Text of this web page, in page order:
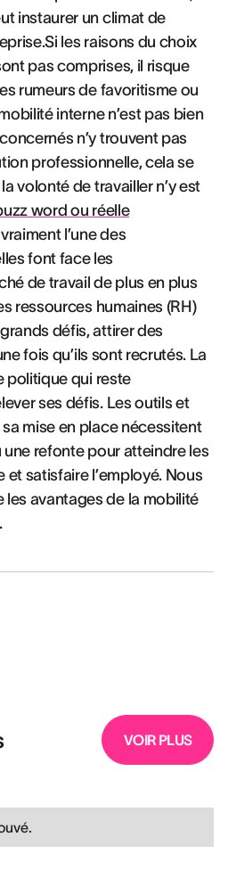
instaurer un climat de
les raisons du choix
pas comprises, il risque
rumeurs de favoritisme ou
interne n’est pas bien
n’y trouvent pas
professionnelle, cela se
volonté de travailler n’y est
word ou réelle
l’une des
font face les
de travail de plus en plus
ressources humaines (RH)
défis, attirer des
fois qu’ils sont recrutés. La
politique qui reste
ses défis. Les outils et
mise en place nécessitent
une refonte pour atteindre les
et satisfaire l’employé. Nous
avantages de la mobilité
VOIR PLUS